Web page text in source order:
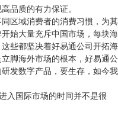
品质的有力保证。
区域消费者的消费习惯，为其
始大量充斥中国市场，每块海
些都坚决着好易通公司开拓海
脚海外市场的根本，好易通公
发数字产品，要生存，如今我
入国际市场的时间并不是很